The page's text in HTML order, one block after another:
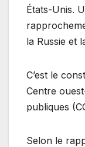
États-Unis.
la Russie et
C’est le
Centre
publiques
Selon le